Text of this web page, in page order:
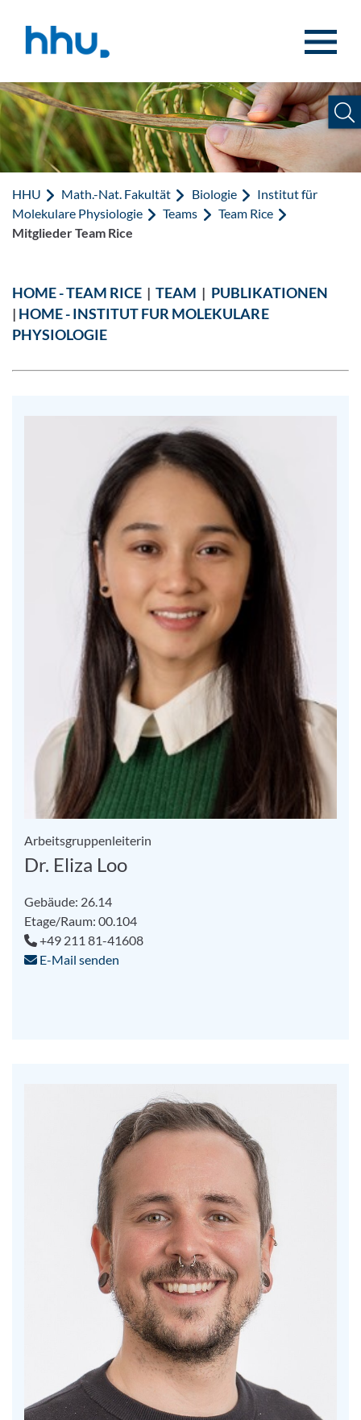
HHU Math.-Nat. Fakultät Biologie
Institut für
Molekulare Physiologie
Teams
Team Rice
Mitglieder Team Rice
HOME - TEAM RICE |TEAM | PUBLIKATIONEN
| HOME - INSTITUT FUR MOLEKULARE
PHYSIOLOGIE
Arbeitsgruppenleiterin
Dr. Eliza Loo
Gebäude: 26.14
Etage/Raum: 00.104
+49 211 81-41608
E-Mail senden